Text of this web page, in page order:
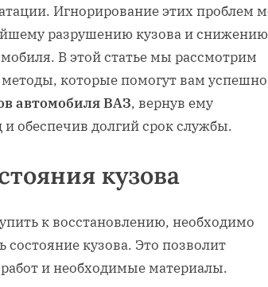
Игнорирование этих проблем
разрушению кузова и снижению
В этой статье мы рассмотрим
которые помогут вам успешно
автомобиля ВАЗ‚ вернув ему
обеспечив долгий срок службы.
кузова
к восстановлению‚ необходимо
состояние кузова. Это позволит
и необходимые материалы.